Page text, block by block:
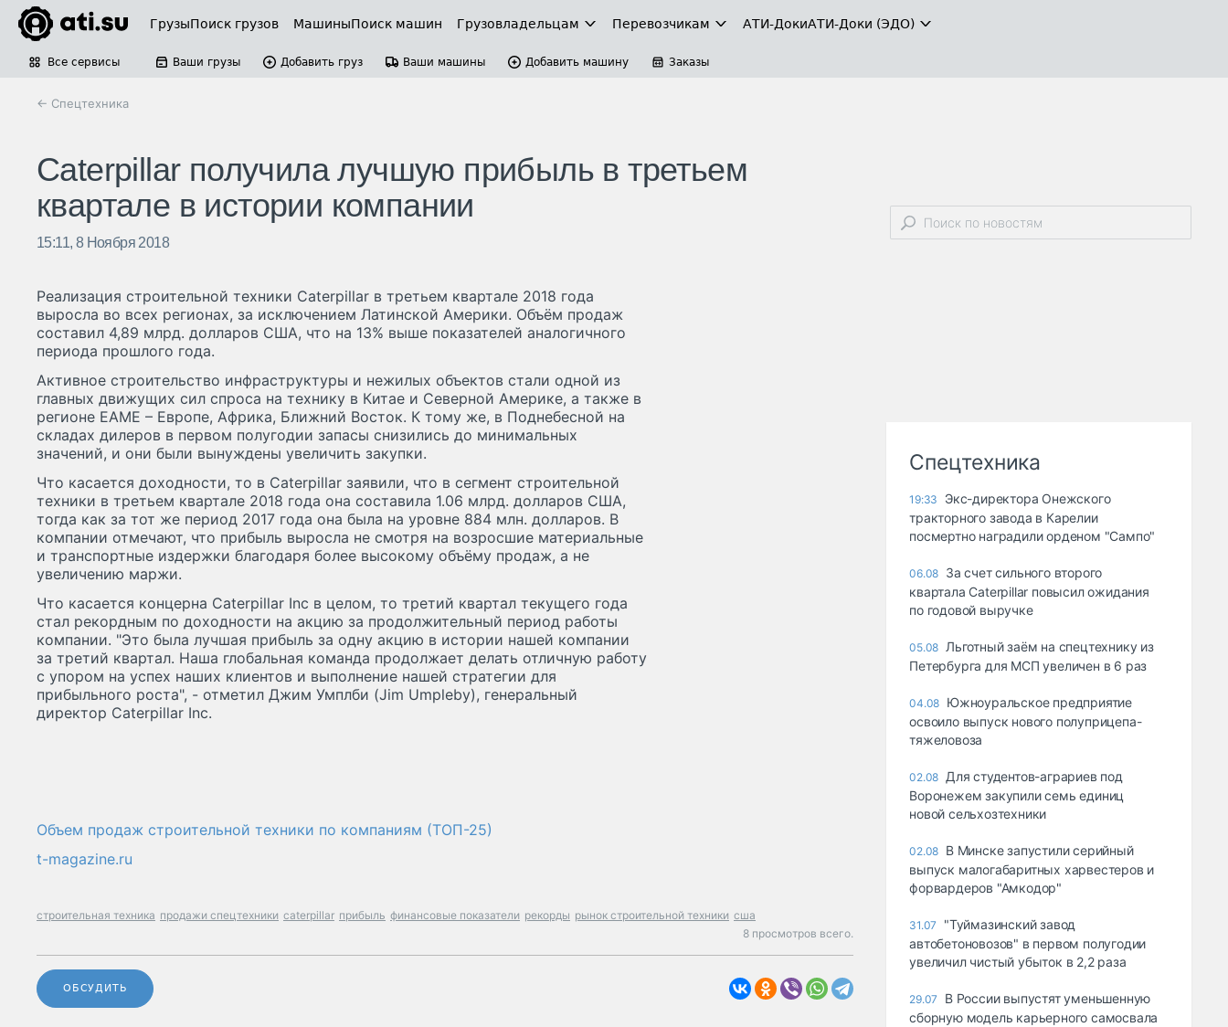
ГрузыПоиск грузов МашиныПоиск машин Грузовладельцам Перевозчикам АТИ-ДокиАТИ-Доки (ЭДО)
Все сервисы Ваши грузы Добавить груз Ваши машины Добавить машину Заказы
← Спецтехника
Caterpillar получила лучшую прибыль в третьем
квартале в истории компании
15:11, 8 Ноября 2018
Реализация строительной техники Caterpillar в третьем квартале 2018 года
выросла во всех регионах, за исключением Латинской Америки. Объём продаж
составил 4,89 млрд. долларов США, что на 13% выше показателей аналогичного
периода прошлого года.
Активное строительство инфраструктуры и нежилых объектов стали одной из
главных движущих сил спроса на технику в Китае и Северной Америке, а также в
регионе EAME – Европе, Африка, Ближний Восток. К тому же, в Поднебесной на
складах дилеров в первом полугодии запасы снизились до минимальных
значений, и они были вынуждены увеличить закупки.
Что касается доходности, то в Caterpillar заявили, что в сегмент строительной
техники в третьем квартале 2018 года она составила 1.06 млрд. долларов США,
тогда как за тот же период 2017 года она была на уровне 884 млн. долларов. В
компании отмечают, что прибыль выросла не смотря на возросшие материальные
и транспортные издержки благодаря более высокому объёму продаж, а не
увеличению маржи.
Что касается концерна Caterpillar Inc в целом, то третий квартал текущего года
стал рекордным по доходности на акцию за продолжительный период работы
компании. "Это была лучшая прибыль за одну акцию в истории нашей компании
за третий квартал. Наша глобальная команда продолжает делать отличную работу
с упором на успех наших клиентов и выполнение нашей стратегии для
прибыльного роста", - отметил Джим Умплби (Jim Umpleby), генеральный
директор Caterpillar Inc.
Объем продаж строительной техники по компаниям (ТОП-25)
t-magazine.ru
строительная техника продажи спецтехники caterpillar прибыль финансовые показатели рекорды рынок строительной техники сша
8 просмотров всего.
ОБСУДИТЬ
Спецтехника
19:33
Экс-директора Онежского
тракторного завода в Карелии
посмертно наградили орденом "Сампо"
06.08 За счет сильного второго
квартала Caterpillar повысил ожидания
по годовой выручке
05.08 Льготный заём на спецтехнику из
Петербурга для МСП увеличен в 6 раз
04.08 Южноуральское предприятие
освоило выпуск нового полуприцепа-
тяжеловоза
02.08 Для студентов-аграриев под
Воронежем закупили семь единиц
новой сельхозтехники
02.08 В Минске запустили серийный
выпуск малогабаритных харвестеров и
форвардеров "Амкодор"
31.07
"Туймазинский завод
автобетоновозов" в первом полугодии
увеличил чистый убыток в 2,2 раза
29.07
В России выпустят уменьшенную
сборную модель карьерного самосвала